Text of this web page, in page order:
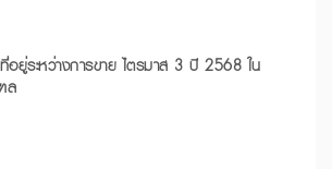
อยู่ระหว่างการขาย ไตรมาส 3 ปี 2568 ใน
ล